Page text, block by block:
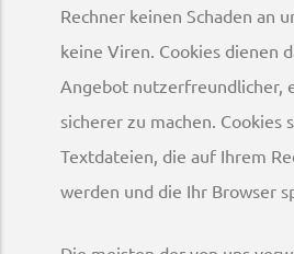
Rechner keinen Schaden an
keine Viren. Cookies dienen
Angebot nutzerfreundlicher,
sicherer zu machen. Cookies
Textdateien, die auf Ihrem
werden und die Ihr Browser